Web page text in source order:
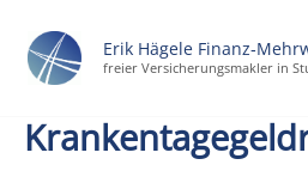
Inhalt
springen
Erik Hägele
freier Versicherungsmakler in